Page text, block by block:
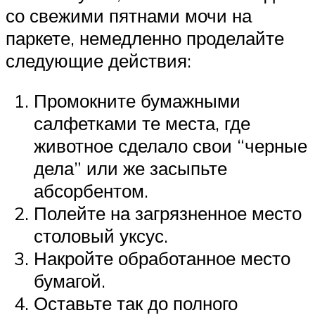
со свежими пятнами мочи на
паркете, немедленно проделайте
следующие действия:
Промокните бумажными
салфетками те места, где
животное сделало свои “черные
дела” или же засыпьте
абсорбентом.
Полейте на загрязненное место
столовый уксус.
Накройте обработанное место
бумагой.
Оставьте так до полного